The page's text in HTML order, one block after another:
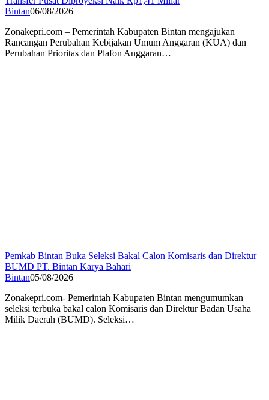
Bintan06/08/2026
Zonakepri.com – Pemerintah Kabupaten Bintan mengajukan
Rancangan Perubahan Kebijakan Umum Anggaran (KUA) dan
Perubahan Prioritas dan Plafon Anggaran…
Pemkab Bintan Buka Seleksi Bakal Calon Komisaris dan Direktur
BUMD PT. Bintan Karya Bahari
Bintan05/08/2026
Zonakepri.com- Pemerintah Kabupaten Bintan mengumumkan
seleksi terbuka bakal calon Komisaris dan Direktur Badan Usaha
Milik Daerah (BUMD). Seleksi…